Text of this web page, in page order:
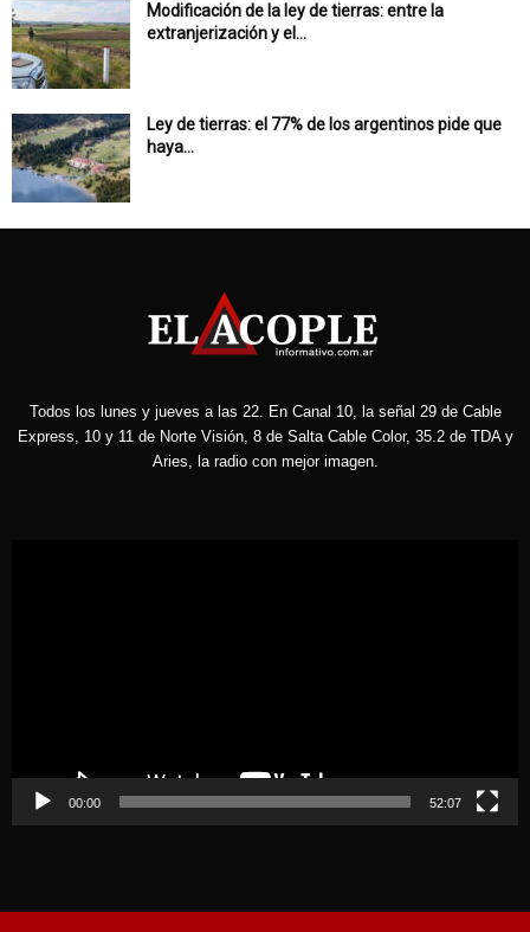
Modificación de la ley de tierras: entre la
extranjerización y el...
Ley de tierras: el 77% de los argentinos pide que
haya...
Todos los lunes y jueves a las 22. En Canal 10, la señal 29 de Cable
Express, 10 y 11 de Norte Visión, 8 de Salta Cable Color, 35.2 de TDA y
Aries, la radio con mejor imagen.
00:00 52:07